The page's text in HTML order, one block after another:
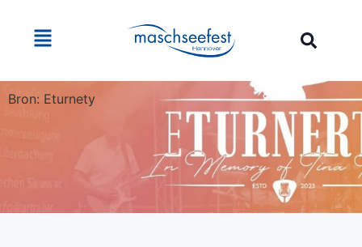
Bron: Eturnety